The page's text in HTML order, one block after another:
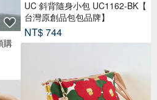
UC 斜背隨身小包 UC1162-BK【
台灣原創品包包品牌】
NT$ 744